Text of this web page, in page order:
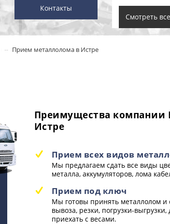
Смотреть
Контакты
Прием металлолома в Истре
Преимущества компании
Истре
Прием всех видов
Мы предлагаем сдать все виды
металла, аккумуляторов, лома
Прием под ключ
Мы готовы принять металлолом и
вывоза, резки, погрузки-
приехать с весами.